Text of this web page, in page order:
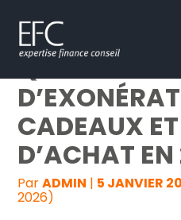
Aller
au
Reprise, transmission et
Gestion au quotidien
Pilotage d’entreprise
Audit
QUELLE EST
CADEAUX
D’ACHAT
ParADMIN | 5 JANVIER
2026)